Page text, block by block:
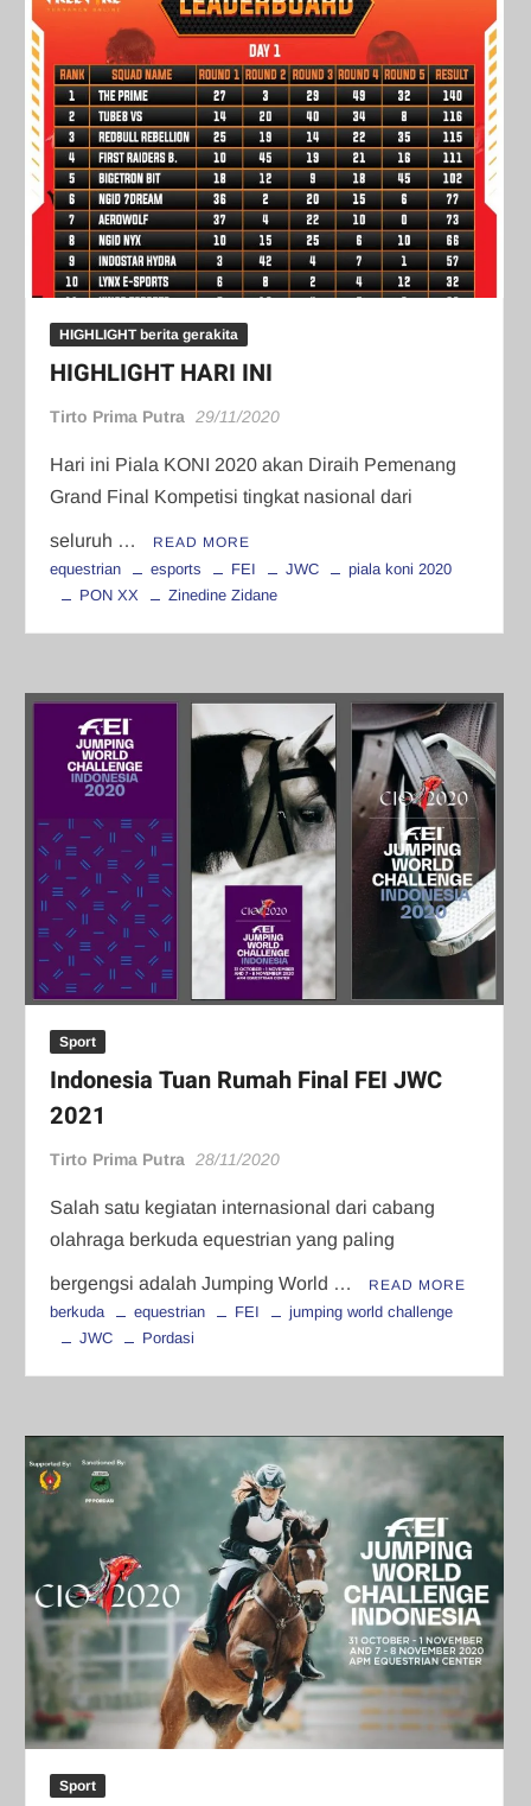
HIGHLIGHT berita gerakita
HIGHLIGHT HARI INI
Tirto Prima Putra 29/11/2020
Hari ini Piala KONI 2020 akan Diraih Pemenang
Grand Final Kompetisi tingkat nasional dari
seluruh … READ MORE
equestrian esports FEI JWC
piala koni 2020
PON XX
Zinedine Zidane
Sport
Indonesia Tuan Rumah Final FEI JWC
2021
Tirto Prima Putra 28/11/2020
Salah satu kegiatan internasional dari cabang
olahraga berkuda equestrian yang paling
bergengsi adalah Jumping World … READ MORE
berkuda equestrian FEI
jumping world challenge
JWC
Pordasi
Sport